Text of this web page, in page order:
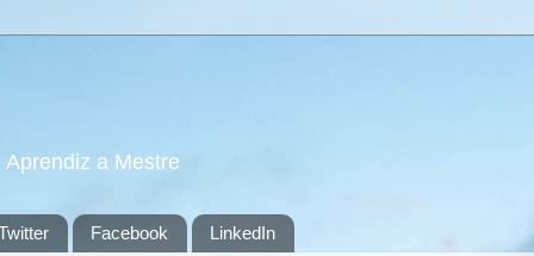
a Mestre
Facebook LinkedIn